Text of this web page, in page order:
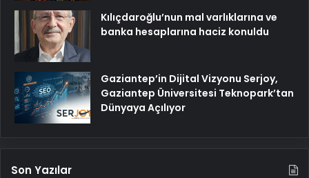
Kılıçdaroğlu’nun mal varlıklarına ve
banka hesaplarına haciz konuldu
Gaziantep’in Dijital Vizyonu Serjoy,
Gaziantep Üniversitesi Teknopark’tan
Dünyaya Açılıyor
Son Yazılar